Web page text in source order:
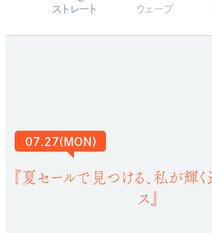
ストレート ウェーブ
07.27(MON)
『夏セールで見つける、私が輝
ス』